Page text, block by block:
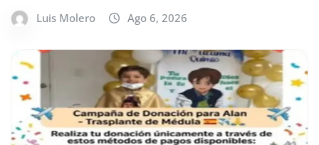
Luis Molero Ago 6, 2026